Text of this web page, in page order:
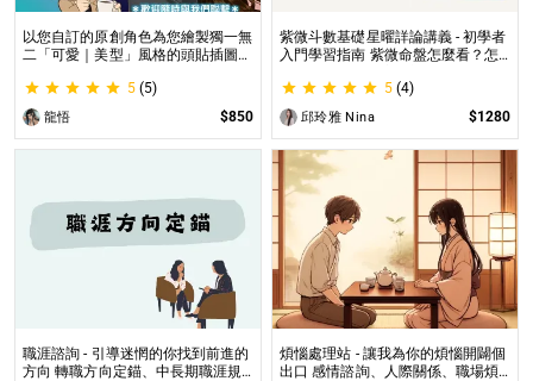
以您自訂的原創角色為您繪製獨一無
二「可愛｜美型」風格的頭貼插圖！
情」和「動作」的理想頭貼！
5 (5)
龍悟 $850
紫微斗數基礎星曜詳論講義 - 初學者
入門學習指南 紫微命盤怎麼看？怎
工具書，淺顯易懂不藏私！
5 (4)
邱玲雅 Nina $1280
職涯諮詢 - 引導迷惘的你找到前進的
方向 轉職方向定錨、中長期職涯規
煩惱處理站 - 讓我為你的煩惱開闢個
出口 感情諮詢、人際關係、職場煩